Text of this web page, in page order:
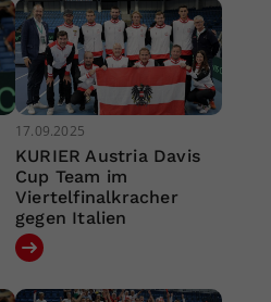
17.09.2025
KURIER Austria Davis
Cup Team im
Viertelfinalkracher
gegen Italien